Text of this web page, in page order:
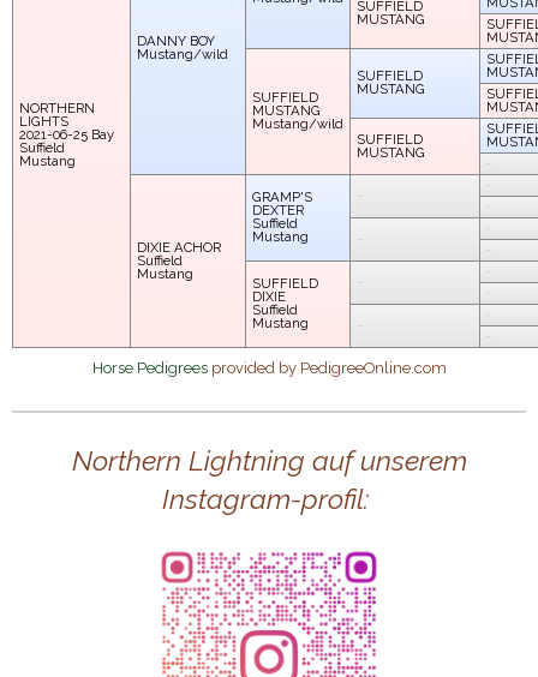
NORTHERN
LIGHTS
2021-06-25 Bay
Suffield
Mustang
DANNY BOY
Mustang/wild
SUFFIELD
MUSTANG
SUFFIELD
MUSTANG
Mustang/wild
SUFFIELD
MUSTANG
SUFFIELD
MUSTANG
-
DIXIE ACHOR
Suffield
Mustang
GRAMP'S
DEXTER
Suffield
Mustang
-
-
-
-
-
-
SUFFIELD
DIXIE
Suffield
Mustang
-
-
-
-
-
-
Horse Pedigreesprovided by PedigreeOnline.com
Northern Lightning auf unserem
Instagram-profil: